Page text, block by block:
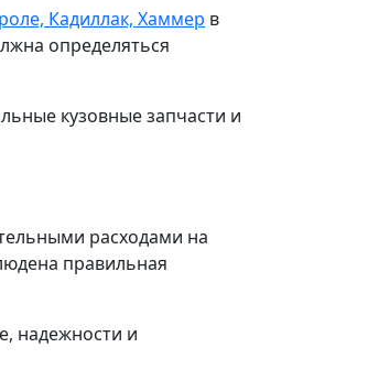
Кадиллак, Хаммер в
определяться
кузовные запчасти и
расходами на
правильная
надежности и